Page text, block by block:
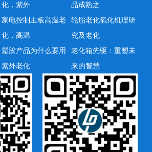
化，紫外
家电控制主板高温老
化，高温
塑胶产品为什么要用
紫外老化
品成熟之
轮胎老化氧化机理研
究及老化
老化箱先驱：重塑未
来的智慧